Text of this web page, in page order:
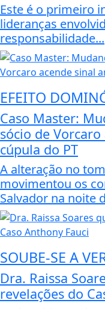
Este é o primeiro
lideranças
responsabilidade...
EFEITO
Caso Master:
sócio de
cúpula do PT
A alteração no
movimentou os
Salvador na noite
SOUBE-SE A
Dra. Raissa
revelações do